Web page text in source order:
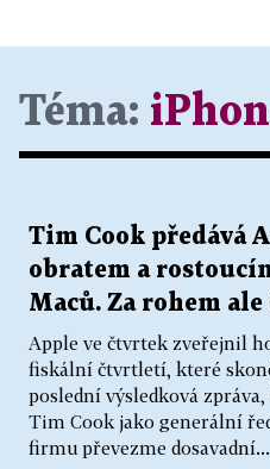
Téma:
Tim Cook předává
obratem a
Maců. Za rohem
Apple ve čtvrtek zveřejnil
fiskální čtvrtletí, které
poslední výsledková
Tim Cook jako generální
firmu převezme dosavadní...